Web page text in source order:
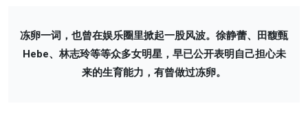
冻卵一词，也曾在娱乐圈里掀起一股风波。徐静蕾、田馥甄
Hebe、林志玲等等众多女明星，早已公开表明自己担心未
来的生育能力，有曾做过冻卵。